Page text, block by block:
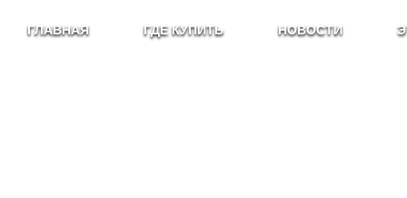
ГЛАВНАЯ ГДЕ КУПИТЬ НОВОСТИ